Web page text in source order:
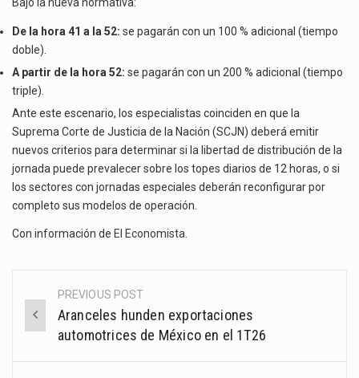
De la hora 41 a la 52: se pagarán con un 100 % adicional (tiempo
doble).
A partir de la hora 52: se pagarán con un 200 % adicional (tiempo
triple).
Ante este escenario, los especialistas coinciden en que la
Suprema Corte de Justicia de la Nación (SCJN) deberá emitir
nuevos criterios para determinar si la libertad de distribución de la
jornada puede prevalecer sobre los topes diarios de 12 horas, o si
los sectores con jornadas especiales deberán reconfigurar por
completo sus modelos de operación.
Con información de El Economista.
Post
navigation
PREVIOUS POST
Aranceles hunden exportaciones
automotrices de México en el 1T26